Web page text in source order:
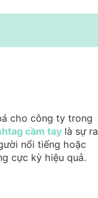
cho công ty trong
cầm tay là sự ra
nổi tiếng hoặc
cực kỳ hiệu quả.